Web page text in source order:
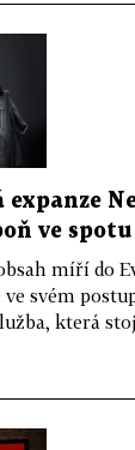
expanze
ve spotu
míří do
svém
která